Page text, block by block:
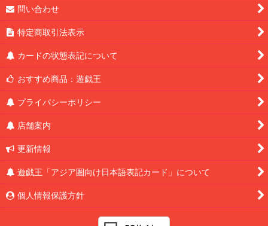
問い合わせ
特定商取引法表示
カードの状態表記について
おすすめ商品：遊戯王
プライバシーポリシー
店舗案内
更新情報
遊戯王「アジア圏向け日本語表記カード」について
個人情報保護方針